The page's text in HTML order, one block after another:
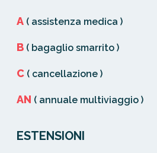
A ( assistenza medica )
B ( bagaglio smarrito )
C ( cancellazione )
AN ( annuale multiviaggio )
ESTENSIONI